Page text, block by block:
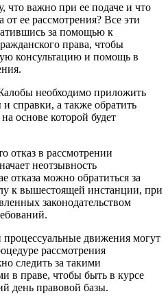
что важно при ее подаче и что
от ее рассмотрения? Все эти
за помощью к
права, чтобы
консультацию и помощь в
необходимо приложить
справки, а также обратить
основе которой будет
отказ в рассмотрении
неотзывность
отказа можно обратиться за
к вышестоящей инстанции, при
законодательством
процессуальные движения могут
рассмотрения
следить за такими
в праве, чтобы быть в курсе
день правовой базы.